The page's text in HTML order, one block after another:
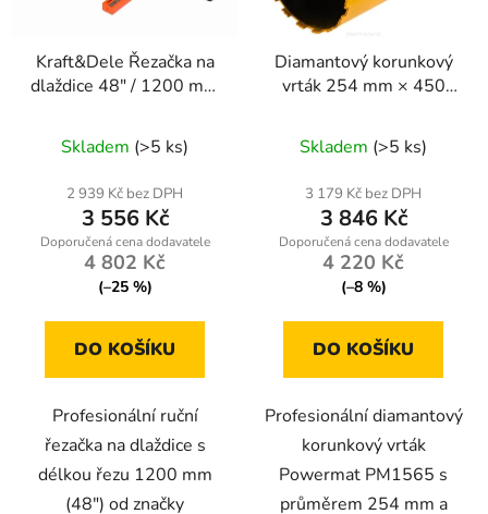
Kraft&Dele Řezačka na
dlaždice 48" / 1200 mm
Skladem (>5 ks)
2 939 Kč bez DPH
3 556 Kč
4 802 Kč
(–25 %)
DO KOŠÍKU
Profesionální ruční
řezačka na dlaždice s
délkou řezu 1200 mm
(48") od značky
Diamantový korunkový
vrták 254 mm × 450
Powermat PM1565
Skladem (>5 ks)
3 179 Kč bez DPH
3 846 Kč
4 220 Kč
(–8 %)
DO KOŠÍKU
Profesionální diamantový
korunkový vrták
Powermat PM1565 s
průměrem 254 mm a